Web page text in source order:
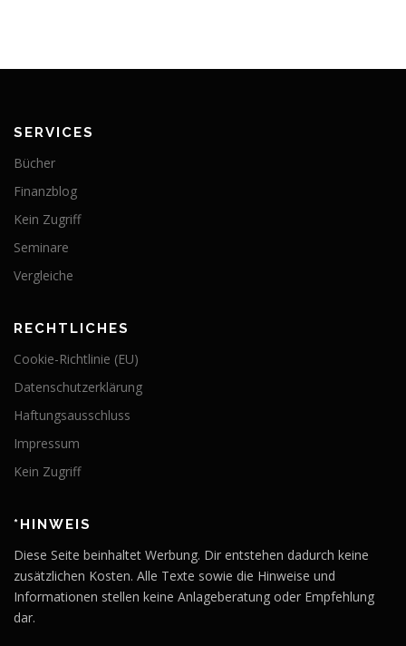
SERVICES
Bücher
Finanzblog
Kein Zugriff
Seminare
Vergleiche
RECHTLICHES
Cookie-Richtlinie (EU)
Datenschutzerklärung
Haftungsausschluss
Impressum
Kein Zugriff
*HINWEIS
Diese Seite beinhaltet Werbung. Dir entstehen dadurch keine
zusätzlichen Kosten. Alle Texte sowie die Hinweise und
Informationen stellen keine Anlageberatung oder Empfehlung
dar.